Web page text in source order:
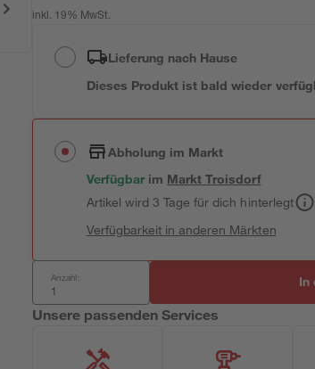
inkl. 19% MwSt.
Lieferung nach Hause
Dieses Produkt ist bald wieder
Abholung im Markt
Verfügbar im MarktTroisdorf
Artikel wird 3 Tage für dich hinterlegt
Verfügbarkeit in anderen Märkten
Anzahl: In
Unsere passenden Services